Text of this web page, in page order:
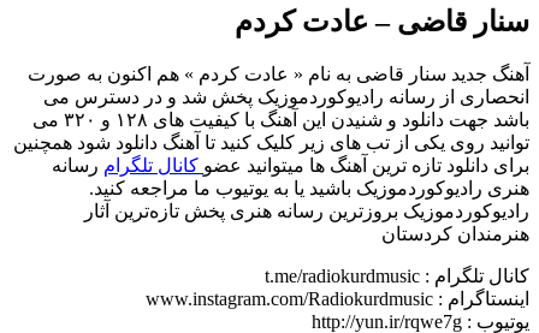
سنار قاضی – عادت کردم
آهنگ جدید سنار قاضی به نام « عادت کردم » هم اکنون به صورت
انحصاری از رسانه رادیوکوردموزیک پخش شد و در دسترس می
باشد جهت دانلود و شنیدن این آهنگ با کیفیت های ۱۲۸ و ۳۲۰ می
توانید روی یکی از تب های زیر کلیک کنید تا آهنگ دانلود شود همچنین
برای دانلود تازه ترین آهنگ ها میتوانید عضو کانال تلگرام رسانه
هنری رادیوکوردموزیک باشید یا به یوتیوب ما مراجعه کنید.
رادیوکوردموزیک بروزترین رسانه هنری پخش تازەترین آثار
هنرمندان کردستان
کانال تلگرام : t.me/radiokurdmusic
اینستاگرام : www.instagram.com/Radiokurdmusic
یوتیوب : http://yun.ir/rqwe7g